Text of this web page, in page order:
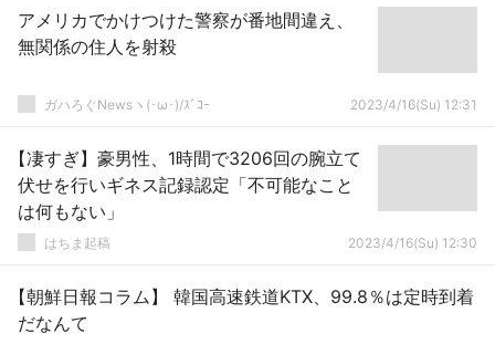
アメリカでかけつけた警察が番地間違え、
無関係の住人を射殺
ガハろぐNewsヽ(･ω･)/ｽﾞｺｰ 2023/4/16(Su) 12:31
【凄すぎ】豪男性、1時間で3206回の腕立て
伏せを行いギネス記録認定「不可能なこと
は何もない」
はちま起稿 2023/4/16(Su) 12:30
【朝鮮日報コラム】 韓国高速鉄道KTX、99.8％は定時到着
だなんて